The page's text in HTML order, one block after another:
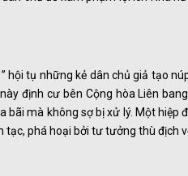
hội tụ những kẻ dân chủ giả tạo
định cư bên Cộng hòa Liên
bãi mà không sợ bị xử lý. Một hiệp
tạc, phá hoại bởi tư tưởng thù địch